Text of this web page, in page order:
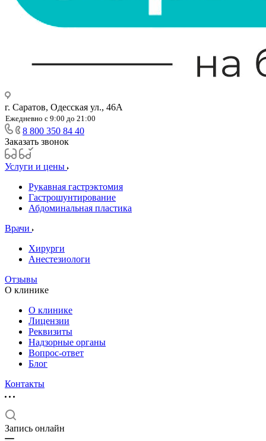
г. Саратов, Одесская ул., 46А
Ежедневно с 9:00 до 21:00
8 800 350 84 40
Заказать звонок
Услуги и цены
Рукавная гастрэктомия
Гастрошунтирование
Абдоминальная пластика
Врачи
Хирурги
Анестезиологи
Отзывы
О клинике
О клинике
Лицензии
Реквизиты
Надзорные органы
Вопрос-ответ
Блог
Контакты
Запись онлайн